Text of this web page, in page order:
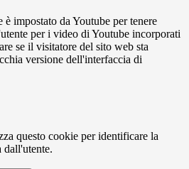
è impostato da Youtube per tenere
per i video di Youtube incorporati
se il visitatore del sito web sta
versione dell'interfaccia di
questo cookie per identificare la